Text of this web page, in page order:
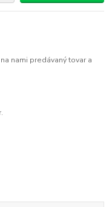
nami predávaný tovar a